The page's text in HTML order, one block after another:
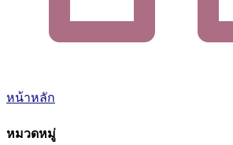
หน้าหลัก
หมวดหมู่